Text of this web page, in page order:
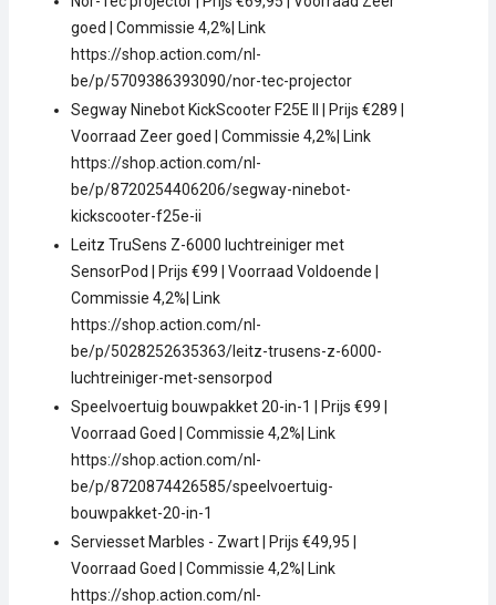
goed | Commissie 4,2%| Link
https://shop.action.com/nl-
be/p/5709386393090/nor-tec-projector
Segway Ninebot KickScooter F25E II | Prijs €289 |
Voorraad Zeer goed | Commissie 4,2%| Link
https://shop.action.com/nl-
be/p/8720254406206/segway-ninebot-
kickscooter-f25e-ii
Leitz TruSens Z-6000 luchtreiniger met
SensorPod | Prijs €99 | Voorraad Voldoende |
Commissie 4,2%| Link
https://shop.action.com/nl-
be/p/5028252635363/leitz-trusens-z-6000-
luchtreiniger-met-sensorpod
Speelvoertuig bouwpakket 20-in-1 | Prijs €99 |
Voorraad Goed | Commissie 4,2%| Link
https://shop.action.com/nl-
be/p/8720874426585/speelvoertuig-
bouwpakket-20-in-1
Serviesset Marbles - Zwart | Prijs €49,95 |
Voorraad Goed | Commissie 4,2%| Link
https://shop.action.com/nl-